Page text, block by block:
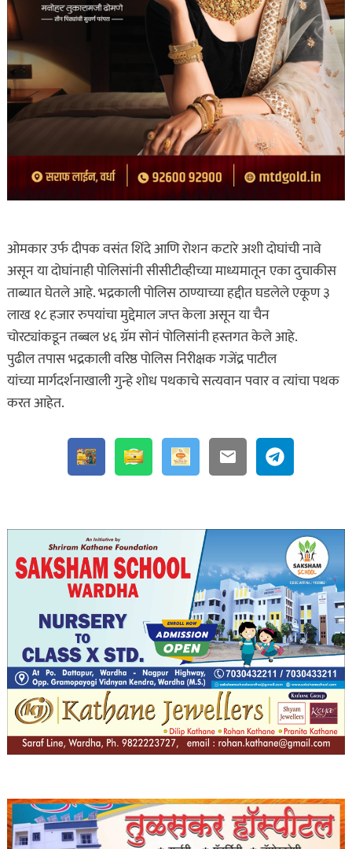
ओमकार उर्फ दीपक वसंत शिंदे आणि रोशन कटारे अशी दोघांची नावे
असून या दोघांनाही पोलिसांनी सीसीटीव्हीच्या माध्यमातून एका दुचाकीस
ताब्यात घेतले आहे. भद्रकाली पोलिस ठाण्याच्या हद्दीत घडलेले एकूण ३
लाख १८ हजार रुपयांचा मुद्देमाल जप्त केला असून या चैन
चोरट्यांकडून तब्बल ४६ ग्रॅम सोनं पोलिसांनी हस्तगत केले आहे.
पुढील तपास भद्रकाली वरिष्ठ पोलिस निरीक्षक गजेंद्र पाटील
यांच्या मार्गदर्शनाखाली गुन्हे शोध पथकाचे सत्यवान पवार व त्यांचा पथक
करत आहेत.